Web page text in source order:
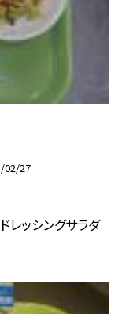
02/27
レッシングサラダ